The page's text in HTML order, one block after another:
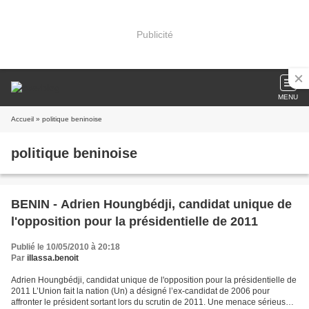
Publicité
MENU
Accueil » politique beninoise
politique beninoise
BENIN - Adrien Houngbédji, candidat unique de
l'opposition pour la présidentielle de 2011
Publié le 10/05/2010 à 20:18
Par illassa.benoit
Adrien Houngbédji, candidat unique de l'opposition pour la présidentielle de
2011 L’Union fait la nation (Un) a désigné l’ex-candidat de 2006 pour
affronter le président sortant lors du scrutin de 2011. Une menace sérieuse